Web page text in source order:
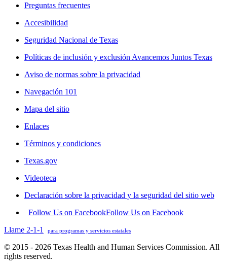
Preguntas frecuentes
Accesibilidad
Seguridad Nacional de Texas
Políticas de inclusión y exclusión Avancemos Juntos Texas
Aviso de normas sobre la privacidad
Navegación 101
Mapa del sitio
Enlaces
Términos y condiciones
Texas.gov
Videoteca
Declaración sobre la privacidad y la seguridad del sitio web
Follow Us on FacebookFollow Us on Facebook
Llame 2-1-1
para programas y servicios estatales
© 2015 - 2026 Texas Health and Human Services Commission. All
rights reserved.